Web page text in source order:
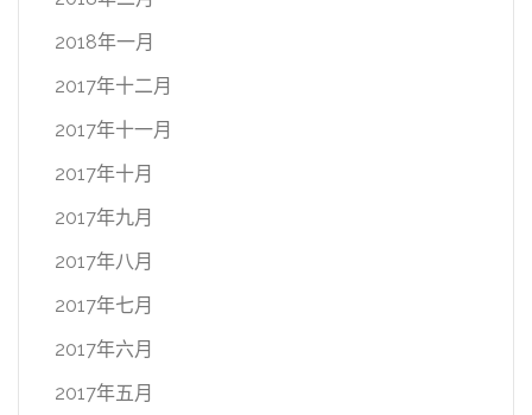
2018年一月
2017年十二月
2017年十一月
2017年十月
2017年九月
2017年八月
2017年七月
2017年六月
2017年五月